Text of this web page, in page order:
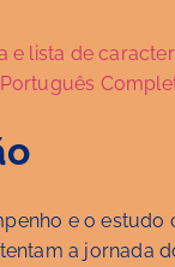
e o estudo
a jornada